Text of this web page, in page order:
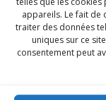
appareils. Le fait de
traiter des données
uniques sur ce
consentement peut
de
mes
tous de